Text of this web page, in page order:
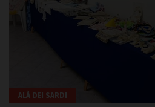
ALÀ DEI SARDI